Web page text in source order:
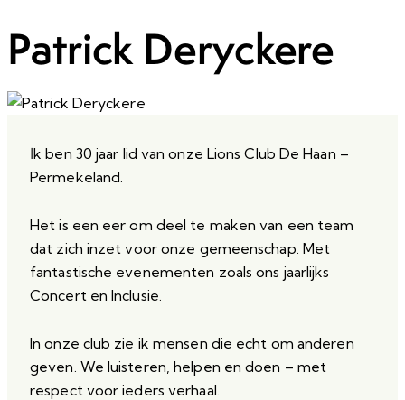
Patrick Deryckere
Ik ben 30 jaar lid van onze Lions Club De Haan –
Permekeland.
Het is een eer om deel te maken van een team
dat zich inzet voor onze gemeenschap. Met
fantastische evenementen zoals ons jaarlijks
Concert en Inclusie.
In onze club zie ik mensen die echt om anderen
geven. We luisteren, helpen en doen – met
respect voor ieders verhaal.